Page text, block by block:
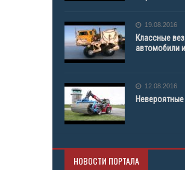
19.08.2016
Классные
автомобили
12.08.2016
НОВОСТИ ПОРТАЛА